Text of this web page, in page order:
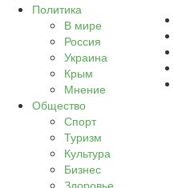
Политика
В мире
Россия
Украина
Крым
Мнение
Общество
Спорт
Туризм
Культура
Бизнес
Здоровье